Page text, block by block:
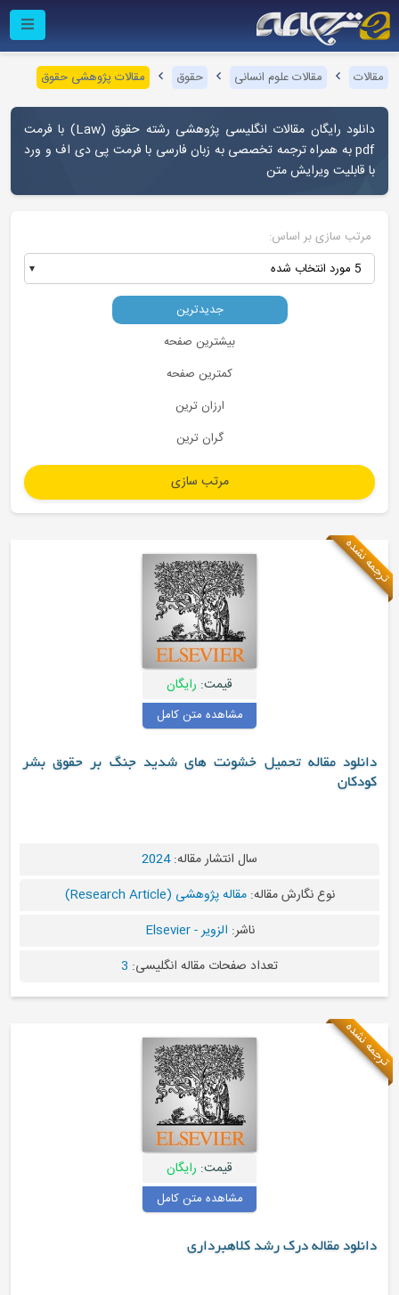
مقالات مقالات علوم انسانی حقوق مقالات پژوهشی حقوق
دانلود رایگان مقالات انگلیسی پژوهشی رشته حقوق (Law) با فرمت
pdf به همراه ترجمه تخصصی به زبان فارسی با فرمت پی دی اف و ورد
با قابلیت ویرایش متن
مرتب سازی بر اساس:
5 مورد انتخاب شده
جدیدترین
بیشترین صفحه
کمترین صفحه
ارزان ترین
گران ترین
ترجمه نشده
قیمت: رایگان
مشاهده متن کامل
دانلود مقاله تحمیل خشونت های شدید جنگ بر حقوق بشر
کودکان
سال انتشار مقاله:2024
نوع نگارش مقاله:مقاله پژوهشی (Research Article)
ناشر: الزویر - Elsevier
تعداد صفحات مقاله انگلیسی: 3
ترجمه نشده
قیمت: رایگان
مشاهده متن کامل
دانلود مقاله درک رشد کلاهبرداری